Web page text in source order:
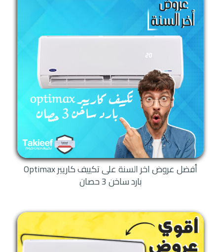
أفضل عروض اخر السنة على تكييف كاريير Optimax
بارد ساخن 3 حصان